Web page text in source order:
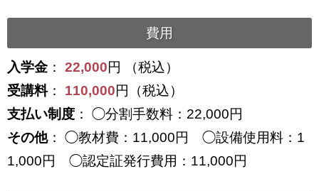
費用
入学金 ： 22,000円 （税込）
受講料： 110,000円（税込）
支払い制度 ： ◯分割手数料：22,000円
その他： ◯教材費：11,000円 ◯設備使用料：1
1,000円 ◯認定証発行費用：11,000円